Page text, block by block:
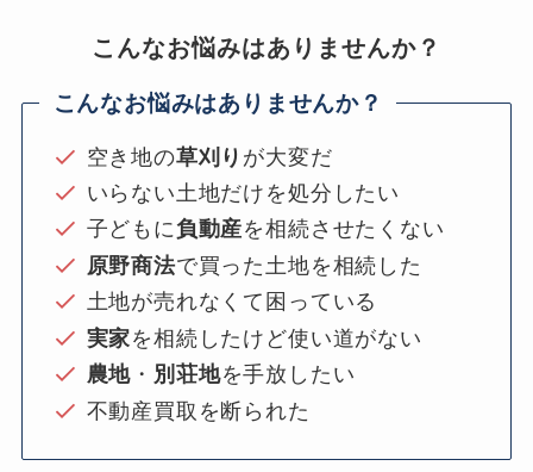
こんなお悩みはありませんか？
こんなお悩みはありませんか？
空き地の草刈り が大変だ
いらない土地だけを処分したい
子どもに負動産を相続させたくない
原野商法で買った土地を相続した
土地が売れなくて困っている
実家を相続したけど使い道がない
農地 ・ 別荘地を手放したい
不動産買取を断られた